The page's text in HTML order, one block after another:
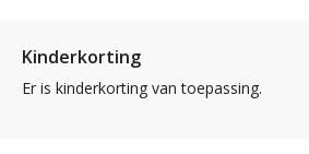
Kinderkorting
Er is kinderkorting van toepassing.